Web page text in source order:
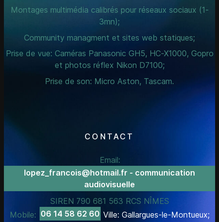
Montages multimédia calibrés pour réseaux sociaux (1-
3mn);
Community managment et sites web statiques;
Prise de vue: Caméras Panasonic GH5, HC-X1000, Gopro
et photos réflex Nikon D7100;
Prise de son: Micro Aston, Tascam.
CONTACT
Email:
lopez_francois@hotmail.fr - communication
audiovisuelle
SIREN 790 681 563 RCS NÎMES
Mobile: 06 14 58 62 60 Ville: Gallargues-le-Montueux;